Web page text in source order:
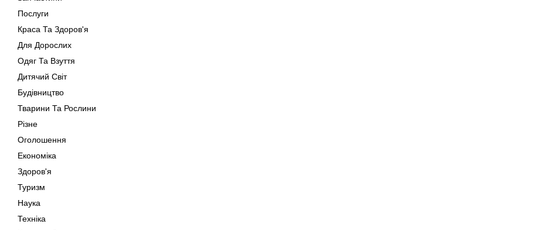
Послуги
Краса Та Здоров'я
Для Дорослих
Одяг Та Взуття
Дитячий Світ
Будівництво
Тварини Та Рослини
Різне
Оголошення
Економіка
Здоров'я
Туризм
Наука
Техніка